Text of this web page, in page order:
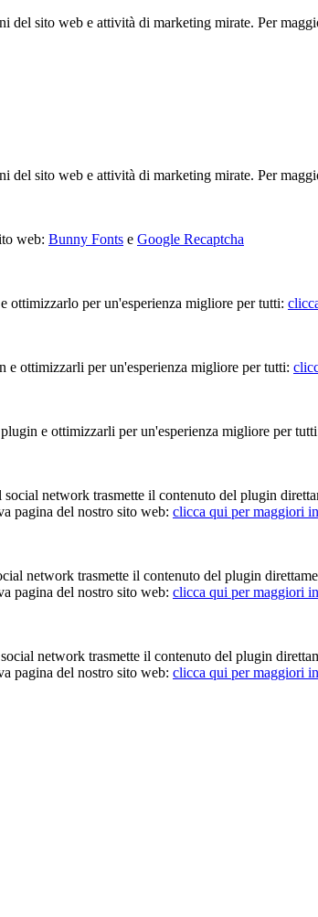
sito web e attività di marketing mirate. Per
sito web e attività di marketing mirate. Per
web: Bunny Fonts e Google Recaptcha
per un'esperienza migliore per tutti:
ottimizzarli per un'esperienza migliore per tutti:
e ottimizzarli per un'esperienza migliore per
network trasmette il contenuto del plugin
pagina del nostro sito web: clicca qui per maggiori
network trasmette il contenuto del plugin
pagina del nostro sito web: clicca qui per maggiori
network trasmette il contenuto del plugin
pagina del nostro sito web: clicca qui per maggiori